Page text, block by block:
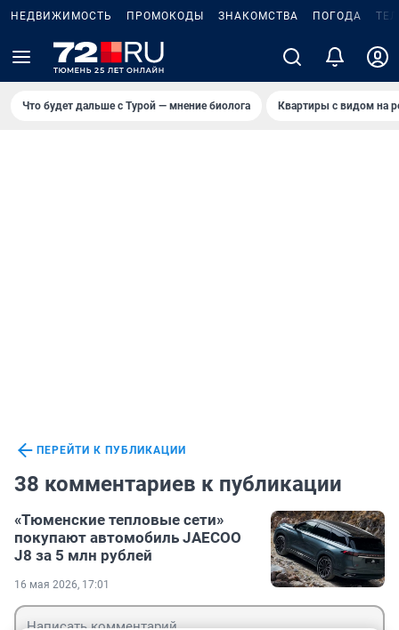
НЕДВИЖИМОСТЬ ПРОМОКОДЫ ЗНАКОМСТВА ПОГОДА
Что будет дальше с Турой — мнение биолога Квартиры с видом на
ПЕРЕЙТИ К ПУБЛИКАЦИИ
38 комментариев к публикации
«Тюменские тепловые сети»
покупают автомобиль JAECOO
J8 за 5 млн рублей
16 мая 2026, 17:01